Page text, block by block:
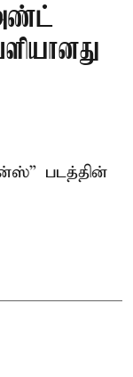
” படத்தின்